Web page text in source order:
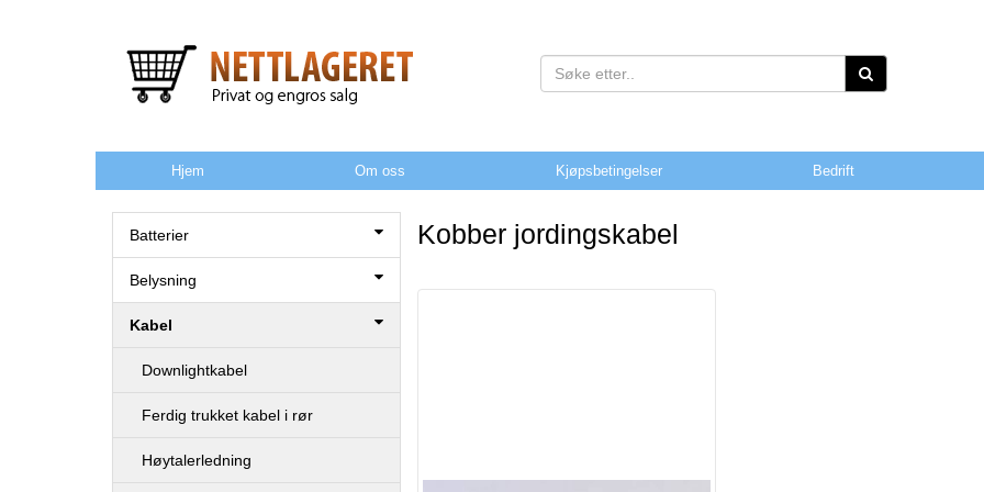
Hjem Om oss Kjøpsbetingelser Bedrift
Batterier
Belysning
Kabel
Downlightkabel
Ferdig trukket kabel i rør
Høytalerledning
Kobber jordingskabel